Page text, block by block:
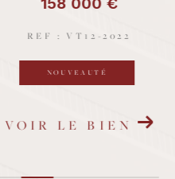
2022
BIEN